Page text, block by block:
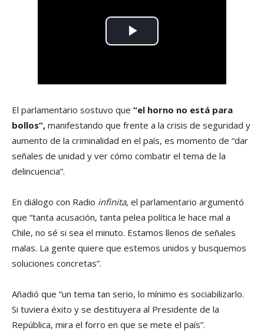
El parlamentario sostuvo que “el horno no está para
bollos”, manifestando que frente a la crisis de seguridad y
aumento de la criminalidad en el país, es momento de “dar
señales de unidad y ver cómo combatir el tema de la
delincuencia”.
En diálogo con Radio infinita, el parlamentario argumentó
que “tanta acusación, tanta pelea política le hace mal a
Chile, no sé si sea el minuto. Estamos llenos de señales
malas. La gente quiere que estemos unidos y busquemos
soluciones concretas”.
Añadió que “un tema tan serio, lo mínimo es sociabilizarlo.
Si tuviera éxito y se destituyera al Presidente de la
República, mira el forro en que se mete el país”.